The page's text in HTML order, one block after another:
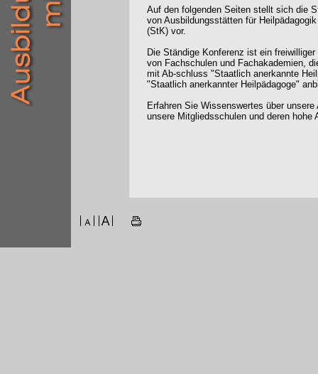
Auf den folgenden Seiten stellt sich die
von Ausbildungsstätten für
(StK) vor.
Die Ständige Konferenz ist ein
von Fachschulen und Fachakademien,
mit Ab-schluss "Staatlich anerkannte
"Staatlich anerkannter Heilpädagoge"
Erfahren Sie Wissenswertes über
unsere Mitgliedsschulen und deren hohe